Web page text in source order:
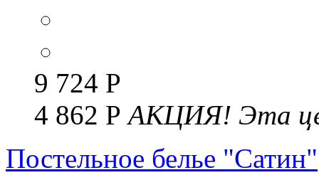
9 724 Р
4 862 РАКЦИЯ! Эта
Постельное белье "Сатин"